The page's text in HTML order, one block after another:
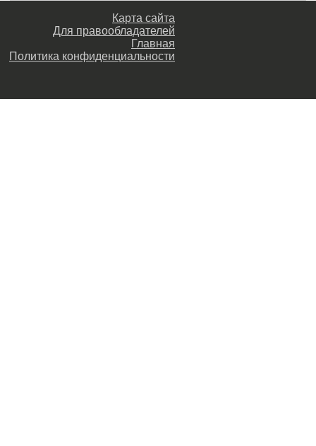
Карта сайта
Для правообладателей
Главная
Политика конфиденциальности